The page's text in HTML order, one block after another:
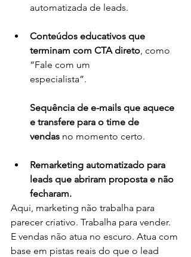
automatizada de leads.
Conteúdos educativos que
terminam com CTA direto, como
“Fale com um
especialista”.
Sequência de e-mails que aquece
e transfere para o time de
vendas no momento certo.
Remarketing automatizado para
leads que abriram proposta e não
fecharam.
Aqui, marketing não trabalha para
parecer criativo. Trabalha para vender.
E vendas não atua no escuro. Atua com
base em pistas reais do que o lead